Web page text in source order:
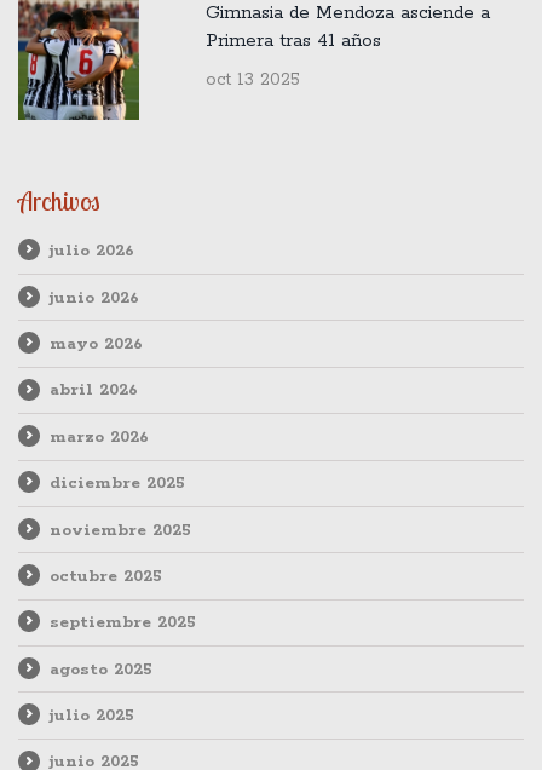
Gimnasia de Mendoza asciende a
Primera tras 41 años
oct 13 2025
Archivos
julio 2026
junio 2026
mayo 2026
abril 2026
marzo 2026
diciembre 2025
noviembre 2025
octubre 2025
septiembre 2025
agosto 2025
julio 2025
junio 2025